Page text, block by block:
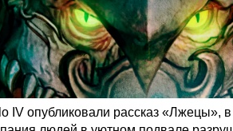
IV опубликовали рассказ «Лжецы»,